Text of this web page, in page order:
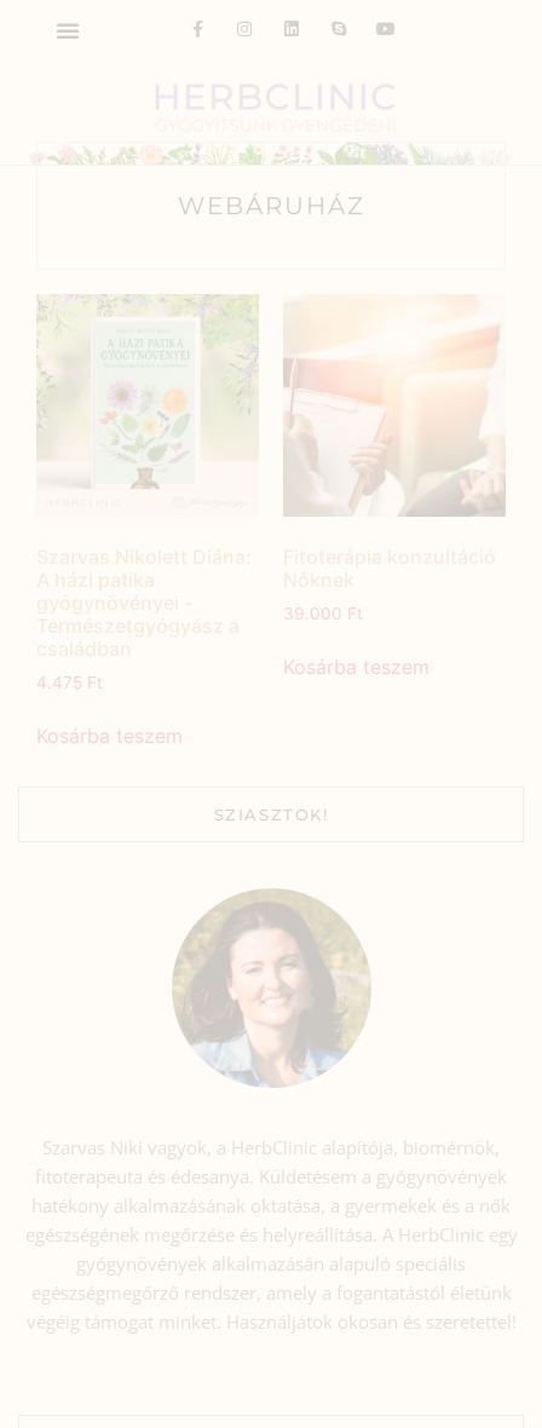
WEBÁRUHÁZ
4.475 Ft
Kosárba teszem
39.000 Ft
Kosárba teszem
SZIASZTOK!
Szarvas Niki vagyok, a HerbClinic alapítója, biomérnök,
fitoterapeuta és édesanya. Küldetésem a gyógynövények
hatékony alkalmazásának oktatása, a gyermekek és a nők
egészségének megőrzése és helyreállítása. A HerbClinic egy
gyógynövények alkalmazásán alapuló speciális
egészségmegőrző rendszer, amely a fogantatástól életünk
végéig támogat minket. Használjátok okosan és szeretettel!